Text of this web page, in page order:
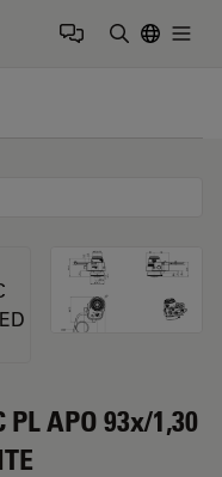
APO 93x/1,30